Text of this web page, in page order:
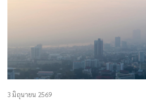
3 มิถุนายน 2569